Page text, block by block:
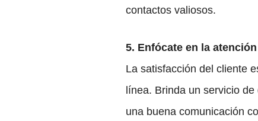
contactos valiosos.
5. Enfócate en la
La satisfacción del cliente
línea. Brinda un servicio
una buena comunicación